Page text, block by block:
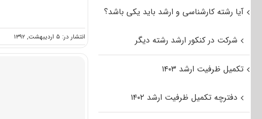
انتشار در: ۵ اردیبهشت, ۱۳۹۲
آیا رشته کارشناسی و ارشد باید یکی باشد؟
شرکت در کنکور ارشد رشته دیگر
تکمیل ظرفیت ارشد ۱۴۰۳
دفترچه تکمیل ظرفیت ارشد ۱۴۰۲